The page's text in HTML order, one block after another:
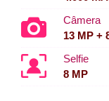
Câmera
13 MP +
Selfie
8 MP